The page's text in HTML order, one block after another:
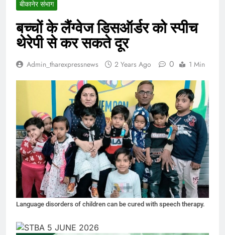
बीकानेर संभाग
बच्चों के लैंग्वेज डिसऑर्डर को स्पीच
थेरेपी से कर सकते दूर
Admin_tharexpressnews 2 Years Ago 0 1 Min
Language disorders of children can be cured with speech therapy.